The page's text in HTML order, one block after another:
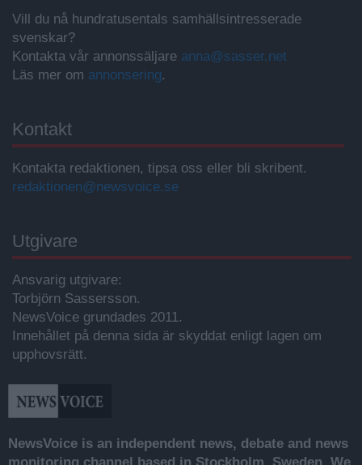
Vill du nå hundratusentals samhällsintresserade
svenskar?
Kontakta vår annonssäljare anna@sasser.net
Läs mer om annonsering.
Kontakt
Kontakta redaktionen, tipsa oss eller bli skribent.
redaktionen@newsvoice.se
Utgivare
Ansvarig utgivare:
Torbjörn Sassersson.
NewsVoice grundades 2011.
Innehållet på denna sida är skyddat enligt lagen om
upphovsrätt.
NewsVoice is an independent news, debate and news